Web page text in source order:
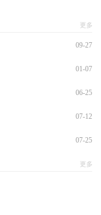
更多
09-27
01-07
06-25
07-12
07-25
更多